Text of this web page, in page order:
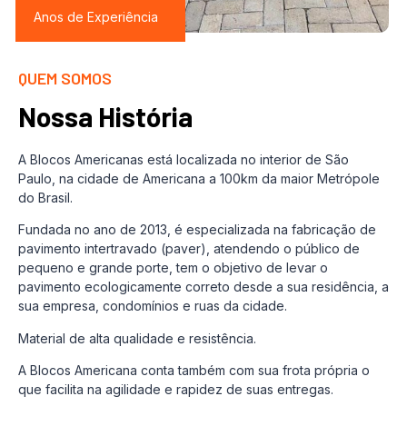
QUEM SOMOS
Nossa História
A Blocos Americanas está localizada no interior de São
Paulo, na cidade de Americana a 100km da maior Metrópole
do Brasil.
Fundada no ano de 2013, é especializada na fabricação de
pavimento intertravado (paver), atendendo o público de
pequeno e grande porte, tem o objetivo de levar o
pavimento ecologicamente correto desde a sua residência, a
sua empresa, condomínios e ruas da cidade.
Material de alta qualidade e resistência.
A Blocos Americana conta também com sua frota própria o
que facilita na agilidade e rapidez de suas entregas.
Anos de Experiência